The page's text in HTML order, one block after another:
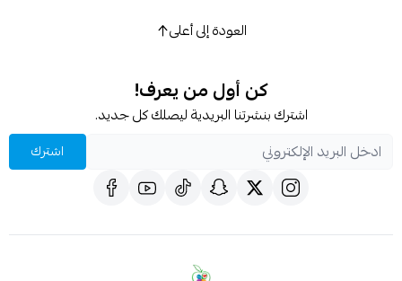
العودة إلى أعلى
كن أول من يعرف!
اشترك بنشرتنا البريدية ليصلك كل جديد.
اشترك